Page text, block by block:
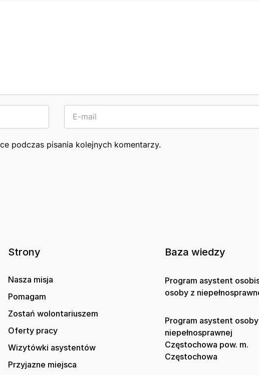
podczas pisania kolejnych komentarzy.
Strony
Nasza misja
Pomagam
Zostań wolontariuszem
Oferty pracy
Wizytówki asystentów
Przyjazne miejsca
Baza wiedzy
Program asystent
osoby z
Program asystent osoby
niepełnosprawnej
Częstochowa pow. m.
Częstochowa